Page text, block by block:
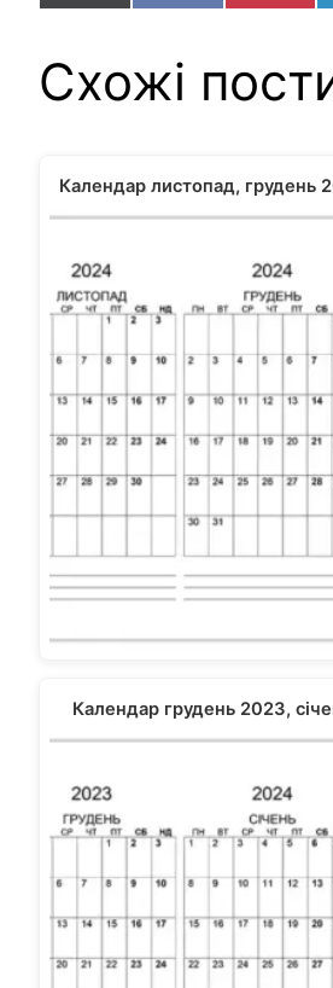
on
(Twitter) on
on
Схожі
Календар листопад, грудень
Календар грудень 2023,